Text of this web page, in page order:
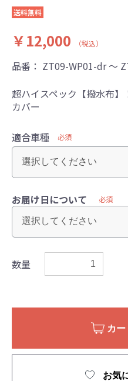
送料無料
￥12,000 （税込）
品番： ZT09-WP01-dr ～
超ハイスペック【撥水布
カバー
適合車種 必須
お届け日について 必須
数量
カ
お気